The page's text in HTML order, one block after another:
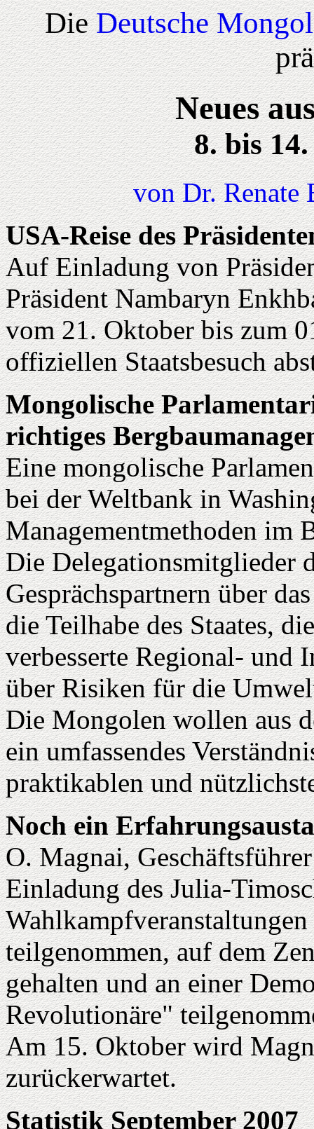
DieDeutsche
Neues
8. bis
von Dr. Renate
USA-Reise des
Auf Einladung von
Präsident Nambaryn
vom 21. Oktober bis zum
offiziellen Staatsbesuch
Mongolische
richtiges
Eine mongolische
bei der Weltbank in
Managementmethoden im
Die Delegationsmitglieder
Gesprächspartnern über
die Teilhabe des Staates,
verbesserte Regional-
über Risiken für die
Die Mongolen wollen aus
ein umfassendes
praktikablen und
Noch ein
O. Magnai,
Einladung des Julia-
teilgenommen, auf dem
gehalten und an einer
Revolutionäre"
Am 15. Oktober wird
zurückerwartet.
Statistik September 2007